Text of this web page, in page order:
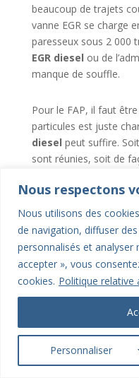
Nous respectons
Nous utilisons des
de navigation, diffuser
personnalisés et analyser
accepter », vous
cookies. Politique relative
Personnaliser
beaucoup de trajets
vanne EGR se charge
paresseux sous 2 000
EGR diesel ou de
manque de souffle.
Pour le FAP, il faut
particules est juste
diesel peut suffire.
sont réunies, soit de
régénération, ça ne
Petit repère utile. Un
peut parfois aider sur
non, ce n’est pas une
fuite d’air, un capteur
vrai bouchon dans le
Filtres anciens ou
Admission